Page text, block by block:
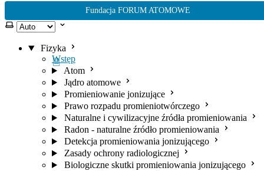
Fizyka
Wstęp
Atom
Jądro atomowe
Promieniowanie jonizujące
Prawo rozpadu promieniotwórczego
Naturalne i cywilizacyjne źródła promieniowania
Radon - naturalne źródło promieniowania
Detekcja promieniowania jonizującego
Zasady ochrony radiologicznej
Biologiczne skutki promieniowania jonizującego
Fundacja FORUM ATOMOWE
Wybierz motyw